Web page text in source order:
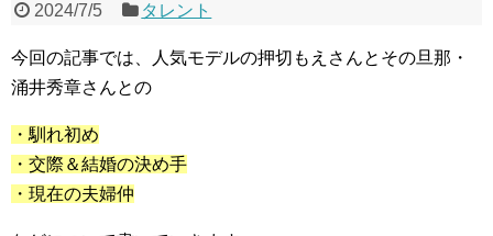
2024/7/5 タレント
今回の記事では、人気モデルの押切もえさんとその旦那・
涌井秀章さんとの
・馴れ初め
・交際＆結婚の決め手
・現在の夫婦仲